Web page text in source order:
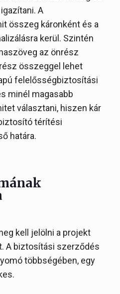
A
összeg káronként és a
kerül. Szintén
az önrész
összeggel lehet
felelősségbiztosítási
minél magasabb
választani, hiszen kár
térítési
határa.
kell jelölni a projekt
A biztosítási szerződés
többségében, egy